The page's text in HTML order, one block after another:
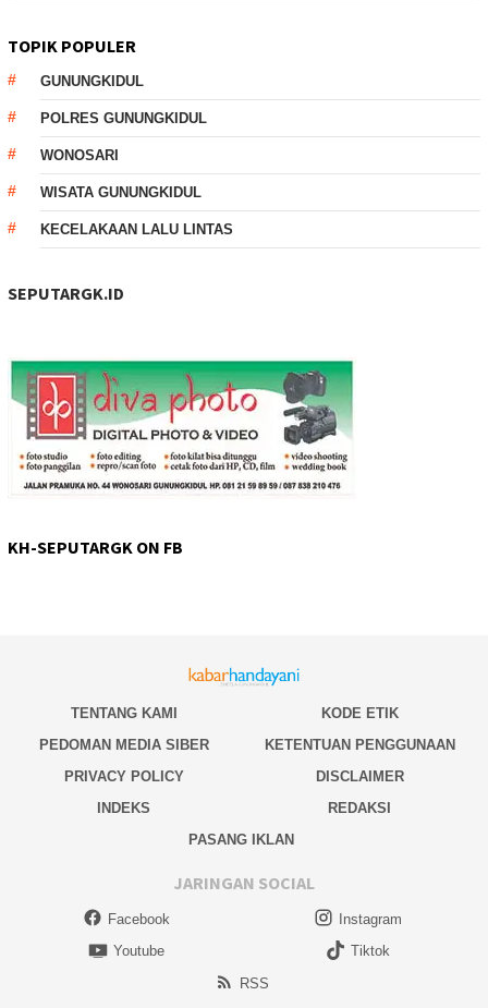
TOPIK POPULER
GUNUNGKIDUL
POLRES GUNUNGKIDUL
WONOSARI
WISATA GUNUNGKIDUL
KECELAKAAN LALU LINTAS
SEPUTARGK.ID
KH-SEPUTARGK ON FB
TENTANG KAMI
KODE ETIK
PEDOMAN MEDIA SIBER
KETENTUAN PENGGUNAAN
PRIVACY POLICY
DISCLAIMER
INDEKS
REDAKSI
PASANG IKLAN
JARINGAN SOCIAL
Facebook
Instagram
Youtube
Tiktok
RSS